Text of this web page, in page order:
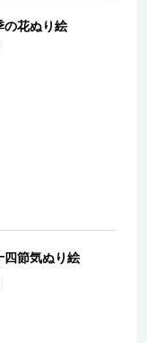
の花ぬり絵
四節気ぬり絵